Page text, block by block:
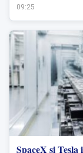
09:25
SpaceX și